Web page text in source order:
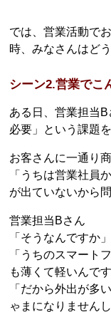
では、営業活動で
時、みなさんはど
シーン2.営業でこ
ある日、営業担当
必要」という課題
お客さんに一通り
「うちは営業社員
が出ていないから問
営業担当Bさん
「そうなんですか」
「うちのスマート
も薄くて軽いんです
「だから外出が多
ゃまになりません